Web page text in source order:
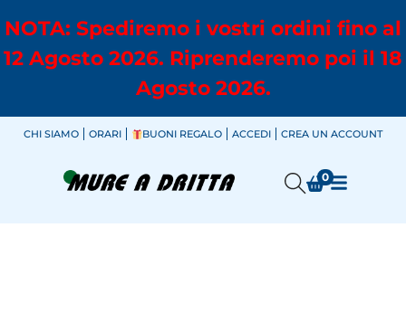
NOTA: Spediremo i vostri ordini fino al
12 Agosto 2026. Riprenderemo poi il 18
Agosto 2026.
CHI SIAMO ORARI BUONI REGALO ACCEDI CREA UN ACCOUNT
0